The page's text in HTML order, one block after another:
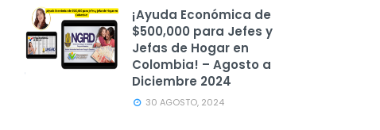
¡Ayuda Económica de
$500,000 para Jefes y
Jefas de Hogar en
Colombia! – Agosto a
Diciembre 2024
30 AGOSTO, 2024